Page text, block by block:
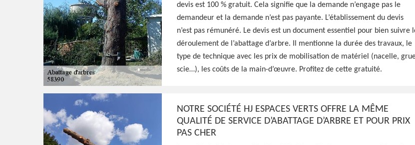
Entreprise abattage
d'arbres Dornes 58390
HJ Espaces Verts est un jardinier professionnel à Dornes 58390 qui
propose ses services pour s'occuper de l'abattage de vos arbres,
prends les précautions nécessaires pour ce faire
Voir Nos Realisations Contactez-Nous!
devis est 100 % gratuit. Cela signifie que la demande n’engage pas le
demandeur et la demande n’est pas payante. L’établissement du devis
n’est pas rémunéré. Le devis est un document essentiel pour bien suivre
déroulement de l’abattage d’arbre. Il mentionne la durée des travaux, le
type de technique avec les prix de mobilisation de matériel (nacelle,
scie…), les coûts de la main-d’œuvre. Profitez de cette gratuité.
NOTRE SOCIÉTÉ HJ ESPACES VERTS OFFRE LA MÊME
QUALITÉ DE SERVICE D’ABATTAGE D’ARBRE ET POUR PRIX
PAS CHER